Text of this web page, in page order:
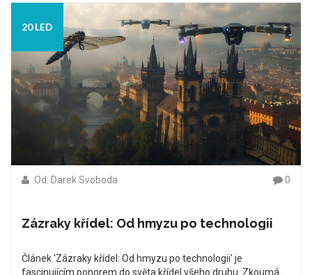
20 LED
Od: Darek Svoboda 0
Zázraky křídel: Od hmyzu po technologii
Článek 'Zázraky křídel: Od hmyzu po technologii' je
fascinujícím ponorem do světa křídel všeho druhu. Zkoumá